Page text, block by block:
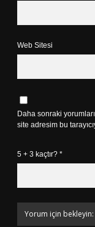
Web Sitesi
Daha sonraki
site adresim bu
5 + 3 kaçtır? *